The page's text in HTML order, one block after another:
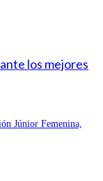
los mejores
Júnior Femenina,